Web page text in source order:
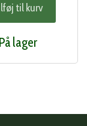
til kurv
På lager